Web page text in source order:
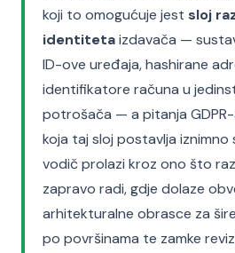
koji to omogućuje jest sloj
identitetaizdavača —
ID-ove uređaja, hashirane
identifikatore računa u
potrošača — a pitanja GDPR-
koja taj sloj postavlja iznimno
vodič prolazi kroz ono što
zapravo radi, gdje dolaze
arhitekturalne obrasce za
po površinama te zamke